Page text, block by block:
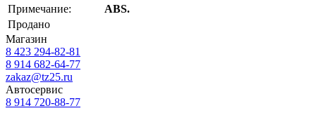
Примечание:
ABS.
Продано
Магазин
8 423 294-82-81
8 914 682-64-77
zakaz@tz25.ru
Автосервис
8 914 720-88-77